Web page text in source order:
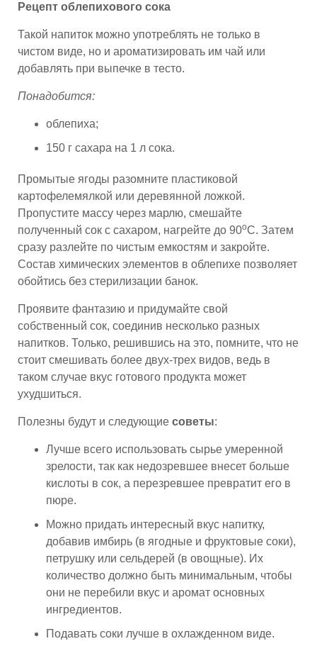
Рецепт облепихового сока
Такой напиток можно употреблять не только в
чистом виде, но и ароматизировать им чай или
добавлять при выпечке в тесто.
Понадобится:
облепиха;
150 г сахара на 1 л сока.
Промытые ягоды разомните пластиковой
картофелемялкой или деревянной ложкой.
Пропустите массу через марлю, смешайте
полученный сок с сахаром, нагрейте до 90оС. Затем
сразу разлейте по чистым емкостям и закройте.
Состав химических элементов в облепихе позволяет
обойтись без стерилизации банок.
Проявите фантазию и придумайте свой
собственный сок, соединив несколько разных
напитков. Только, решившись на это, помните, что не
стоит смешивать более двух-трех видов, ведь в
таком случае вкус готового продукта может
ухудшиться.
Полезны будут и следующие советы:
Лучше всего использовать сырье умеренной
зрелости, так как недозревшее внесет больше
кислоты в сок, а перезревшее превратит его в
пюре.
Можно придать интересный вкус напитку,
добавив имбирь (в ягодные и фруктовые соки),
петрушку или сельдерей (в овощные). Их
количество должно быть минимальным, чтобы
они не перебили вкус и аромат основных
ингредиентов.
Подавать соки лучше в охлажденном виде.